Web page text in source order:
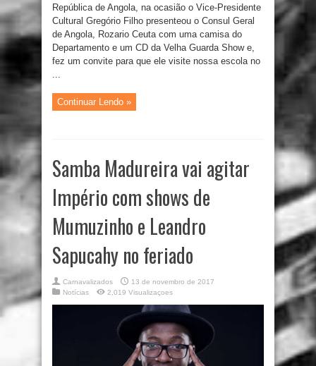
República de Angola, na ocasião o Vice-Presidente
Cultural Gregório Filho presenteou o Consul Geral
de Angola, Rozario Ceuta com uma camisa do
Departamento e um CD da Velha Guarda Show e,
fez um convite para que ele visite nossa escola no
...
Continuar Lendo »
Samba Madureira vai agitar
Império com shows de
Mumuzinho e Leandro
Sapucahy no feriado
Carnavalizados
13 de novembro de 2017
Notícias
2,019 Visualizaçoes